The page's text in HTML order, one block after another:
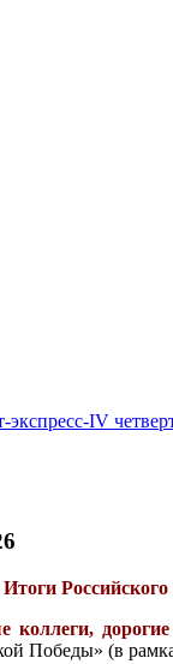
экспресс-IV
Итоги
коллеги, дорогие
Победы» (в